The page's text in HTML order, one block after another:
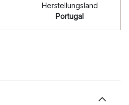
Herstellungsland
Portugal